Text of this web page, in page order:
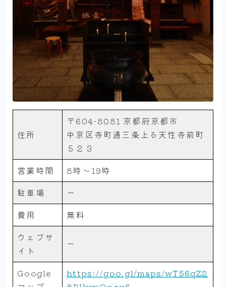
住所
〒604-8081 京都府京都市
中京区寺町通三条上る天性寺前町
５２３
営業時間
8時～19時
駐車場
ー
費用
無料
ウェブサ
イト
ー
Google
https://goo.gl/maps/wT56qZ2